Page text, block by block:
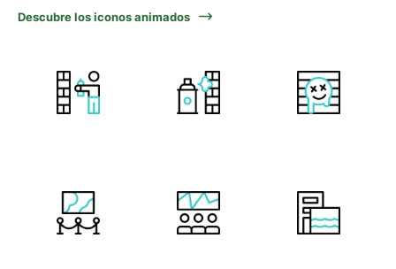
Descubre los iconos animados